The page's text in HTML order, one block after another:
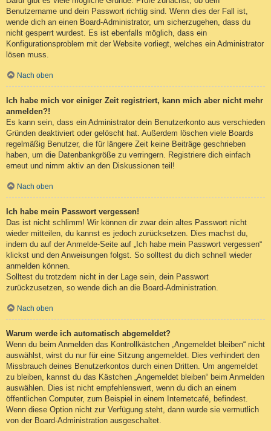
Benutzername und dein Passwort richtig sind. Wenn dies der Fall ist,
wende dich an einen Board-Administrator, um sicherzugehen, dass du
nicht gesperrt wurdest. Es ist ebenfalls möglich, dass ein
Konfigurationsproblem mit der Website vorliegt, welches ein Administrator
lösen muss.
Nach oben
Ich habe mich vor einiger Zeit registriert, kann mich aber nicht mehr
anmelden?!
Es kann sein, dass ein Administrator dein Benutzerkonto aus verschieden
Gründen deaktiviert oder gelöscht hat. Außerdem löschen viele Boards
regelmäßig Benutzer, die für längere Zeit keine Beiträge geschrieben
haben, um die Datenbankgröße zu verringern. Registriere dich einfach
erneut und nimm aktiv an den Diskussionen teil!
Nach oben
Ich habe mein Passwort vergessen!
Das ist nicht schlimm! Wir können dir zwar dein altes Passwort nicht
wieder mitteilen, du kannst es jedoch zurücksetzen. Dies machst du,
indem du auf der Anmelde-Seite auf „Ich habe mein Passwort vergessen“
klickst und den Anweisungen folgst. So solltest du dich schnell wieder
anmelden können.
Solltest du trotzdem nicht in der Lage sein, dein Passwort
zurückzusetzen, so wende dich an die Board-Administration.
Nach oben
Warum werde ich automatisch abgemeldet?
Wenn du beim Anmelden das Kontrollkästchen „Angemeldet bleiben“ nicht
auswählst, wirst du nur für eine Sitzung angemeldet. Dies verhindert den
Missbrauch deines Benutzerkontos durch einen Dritten. Um angemeldet
zu bleiben, kannst du das Kästchen „Angemeldet bleiben“ beim Anmelden
auswählen. Dies ist nicht empfehlenswert, wenn du dich an einem
öffentlichen Computer, zum Beispiel in einem Internetcafé, befindest.
Wenn diese Option nicht zur Verfügung steht, dann wurde sie vermutlich
von der Board-Administration ausgeschaltet.